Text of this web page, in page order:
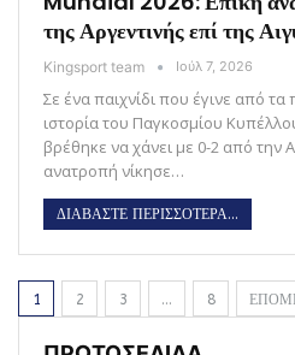
της Αργεντινής επί της
Kingsport team Ιούλ 7, 2026
Σε ένα παιχνίδι που έγινε από τα
ιστορία του Παγκοσμίου
βρέθηκε να χάνει με 0-2 από την
ανατροπή νίκησε…
ΔΙΑΒΑΣΤΕ ΠΕΡΙΣΣΟΤΕΡΑ...
1 2 3 … 8